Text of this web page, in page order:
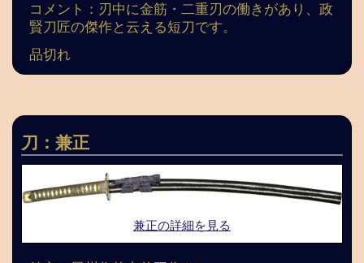
コメント：刃中に金筋・二重刃の働きがあり、政
賢刀匠の傑作と云える短刀です。
品切れ
刀：兼正
兼正の詳細を見る